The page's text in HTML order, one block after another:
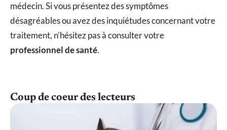
médecin. Si vous présentez des symptômes
désagréables ou avez des inquiétudes concernant votre
traitement, n’hésitez pas à consulter votre
professionnel de santé.
Coup de coeur des lecteurs